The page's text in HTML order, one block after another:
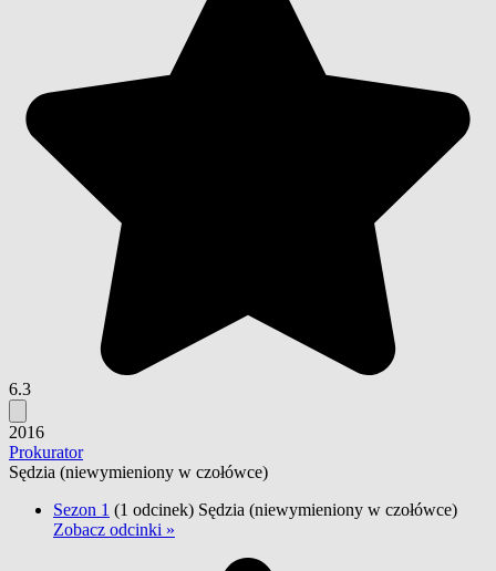
6.3
2016
Prokurator
Sędzia (niewymieniony w czołówce)
Sezon 1 (1 odcinek) Sędzia (niewymieniony w czołówce)
Zobacz odcinki »